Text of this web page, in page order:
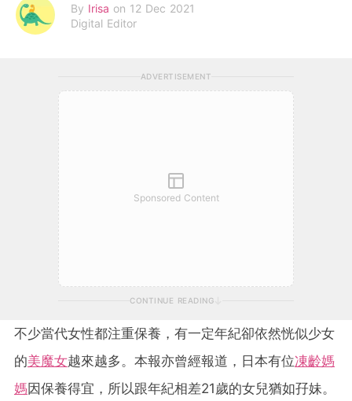
By Irisa on 12 Dec 2021
Digital Editor
ADVERTISEMENT
Sponsored Content
CONTINUE READING
不少當代女性都注重保養，有一定年紀卻依然恍似少女
的美魔女越來越多。本報亦曾經報道，日本有位凍齡媽
媽因保養得宜，所以跟年紀相差21歲的女兒猶如孖妹。